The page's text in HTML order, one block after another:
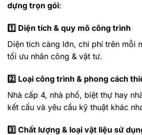
dựng trọn gói:
1️⃣ Diện tích & quy mô công trình
Diện tích càng lớn, chi phí trên mỗi
tối ưu nhân công & vật tư.
2️⃣ Loại công trình & phong cách
Nhà cấp 4, nhà phố, biệt thự hay
kết cấu và yêu cầu kỹ thuật khác
3️⃣ Chất lượng & loại vật liệu sử